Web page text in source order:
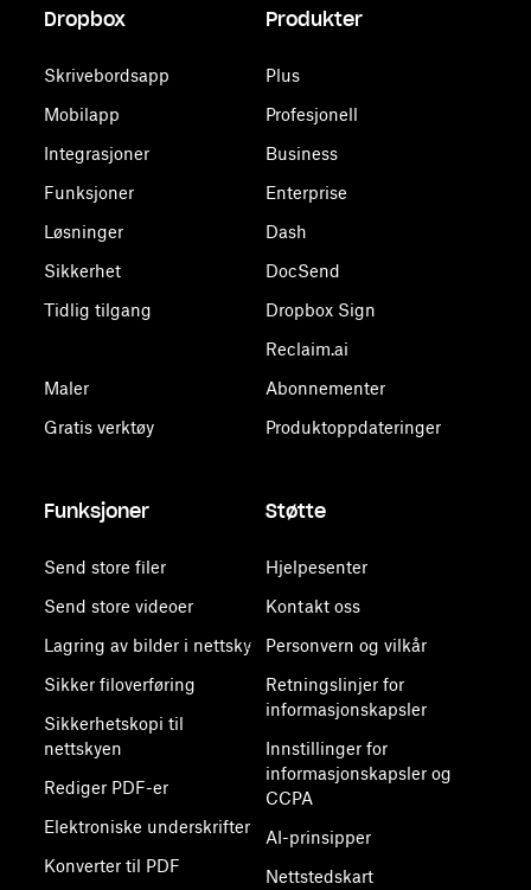
Dropbox
Skrivebordsapp
Mobilapp
Integrasjoner
Funksjoner
Løsninger
Sikkerhet
Tidlig tilgang
Maler
Gratis verktøy
Produkter
Plus
Profesjonell
Business
Enterprise
Dash
DocSend
Dropbox Sign
Reclaim.ai
Abonnementer
Produktoppdateringer
Funksjoner
Send store filer
Send store videoer
Lagring av bilder i nettsky
Sikker filoverføring
Sikkerhetskopi til
nettskyen
Rediger PDF-er
Elektroniske underskrifter
Konverter til PDF
Støtte
Hjelpesenter
Kontakt oss
Personvern og vilkår
Retningslinjer for
informasjonskapsler
Innstillinger for
informasjonskapsler og
CCPA
AI-prinsipper
Nettstedskart